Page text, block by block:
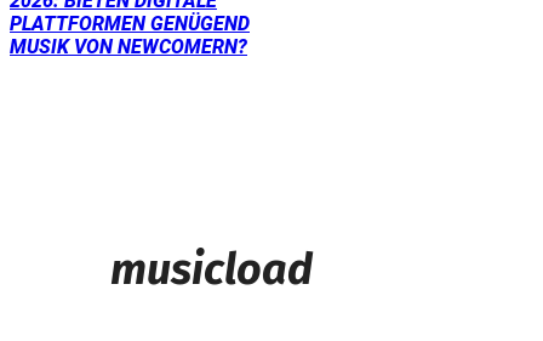
PLATTFORMEN GENÜGEND
MUSIK VON NEWCOMERN?
musicload